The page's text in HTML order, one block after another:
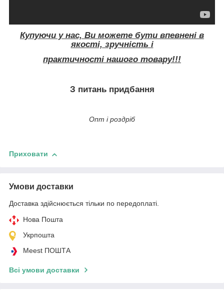
Купуючи у нас, Ви можете бути впевнені в
якості, зручність і
практичності нашого товару!!!
З питань придбання
Опт і роздріб
Приховати
Умови доставки
Доставка здійснюється тільки по передоплаті.
Нова Пошта
Укрпошта
Meest ПОШТА
Всі умови доставки